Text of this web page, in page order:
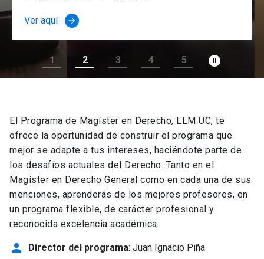
Ver aquí arrow_forward
1 2 3 4 5 pause_circle_filled
El Programa de Magíster en Derecho, LLM UC, te
ofrece la oportunidad de construir el programa que
mejor se adapte a tus intereses, haciéndote parte de
los desafíos actuales del Derecho. Tanto en el
Magíster en Derecho General como en cada una de sus
menciones, aprenderás de los mejores profesores, en
un programa flexible, de carácter profesional y
reconocida excelencia académica.
person Director del programa: Juan Ignacio Piña